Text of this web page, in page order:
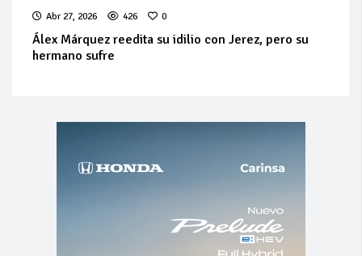
Abr 27, 2026 426 0
Álex Márquez reedita su idilio con Jerez, pero su
hermano sufre